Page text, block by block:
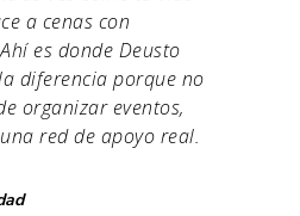
a cenas con
es donde Deusto
diferencia porque no
organizar eventos,
red de apoyo real.